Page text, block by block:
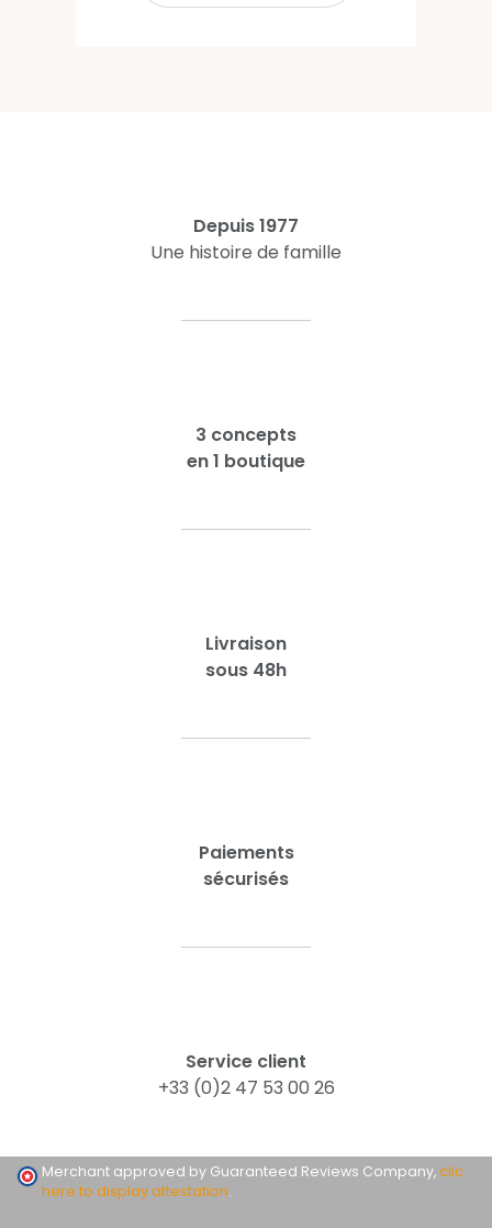
Depuis 1977
Une histoire de famille
3 concepts
en 1 boutique
Livraison
sous 48h
Paiements
sécurisés
Service client
+33 (0)2 47 53 00 26
Merchant approved by Guaranteed Reviews Company,clic
here to display attestation.